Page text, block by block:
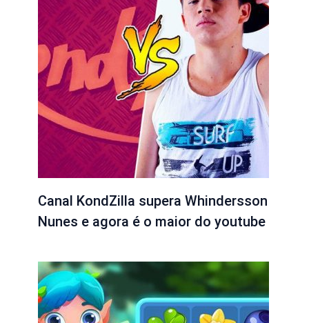
Canal KondZilla supera Whindersson
Nunes e agora é o maior do youtube